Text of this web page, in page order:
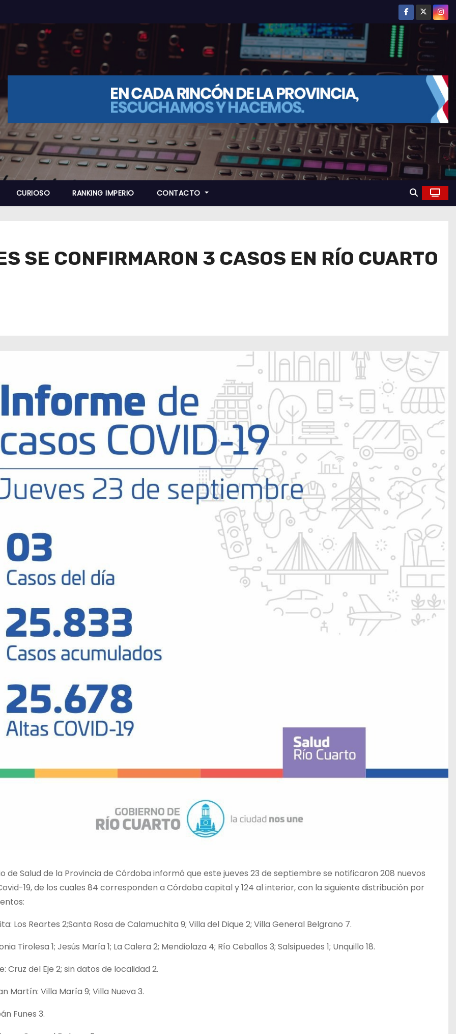
CURIOSO RANKING IMPERIO CONTACTO
SE CONFIRMARON 3 CASOS EN RÍO CUARTO
de Salud de la Provincia de Córdoba informó que este jueves 23 de septiembre se notificaron 208 nuevos
19, de los cuales 84 corresponden a Córdoba capital y 124 al interior, con la siguiente distribución por
Los Reartes 2;Santa Rosa de Calamuchita 9; Villa del Dique 2; Villa General Belgrano 7.
Tirolesa 1; Jesús María 1; La Calera 2; Mendiolaza 4; Río Ceballos 3; Salsipuedes 1; Unquillo 18.
Cruz del Eje 2; sin datos de localidad 2.
Martín: Villa María 9; Villa Nueva 3.
Funes 3.